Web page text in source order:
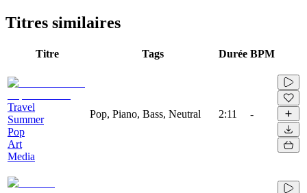
Titres similaires
Titre Tags Durée BPM
Travel
Summer
Pop
Art
Media
Pop, Piano, Bass, Neutral 2:11 -